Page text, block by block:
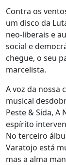
Contra os
um disco da
neo-liberais e
social e
chegue, o seu
marcelista.
A voz da nossa
musical
Peste & Sida, A
espírito
No terceiro
Varatojo está
mas a alma